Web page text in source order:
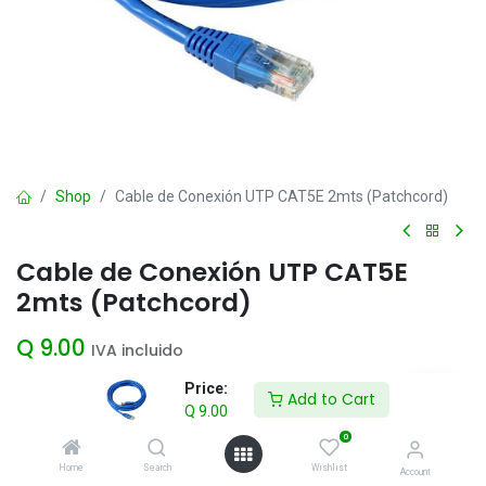
Price:
Q 9.00
Add to Cart
Home Search
0
Wishlist Account
Shop Cable de Conexión UTP CAT5E 2mts (Patchcord)
Cable de Conexión UTP CAT5E
2mts (Patchcord)
Q 9.00 IVA incluido
Add to Cart
Agregar a la lista de deseos